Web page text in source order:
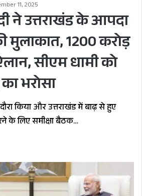
11, 2025
ने उत्तराखंड के आपदा
मुलाकात, 1200 करोड़
सीएम धामी को
भरोसा
दौरा किया और उत्तराखंड में बाढ़ से हुए
लिए समीक्षा बैठक…